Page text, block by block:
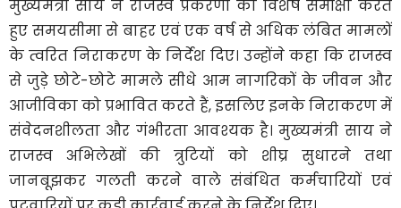
मुख्यमंत्री साय ने राजस्व प्रकरणों की विशेष समीक्षा करते
हुए समयसीमा से बाहर एवं एक वर्ष से अधिक लंबित मामलों
के त्वरित निराकरण के निर्देश दिए। उन्होंने कहा कि राजस्व
से जुड़े छोटे-छोटे मामले सीधे आम नागरिकों के जीवन और
आजीविका को प्रभावित करते हैं, इसलिए इनके निराकरण में
संवेदनशीलता और गंभीरता आवश्यक है। मुख्यमंत्री साय ने
राजस्व अभिलेखों की त्रुटियों को शीघ्र सुधारने तथा
जानबूझकर गलती करने वाले संबंधित कर्मचारियों एवं